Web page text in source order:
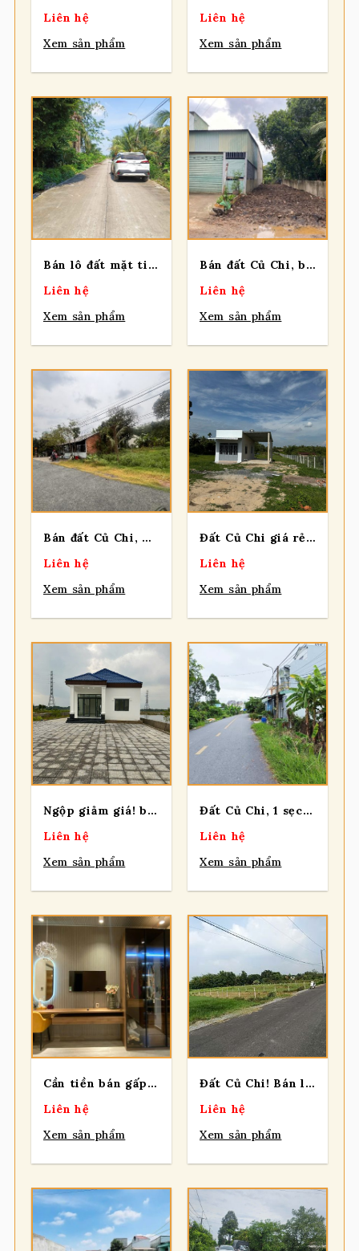
Liên hệ
Xem sản phẩm
Liên hệ
Xem sản phẩm
Bán lô đất mặt tiền đường Nguyễn Thị He, diện tích 281m2, 36m2 thổ cư, xã Thái Mỹ (mới).
Liên hệ
Xem sản phẩm
Bán đất Củ Chi, bán lô đất 1 sẹc ngắn đường Bình Mỹ, tổng 154m2, có 140m2 thổ cư, xã Bình Mỹ.
Liên hệ
Xem sản phẩm
Bán đất Củ Chi, mt đường nhựa 436, 1 sẹc ngắn Cây Bài, tổng 640m2, có 200m thổ cư, Xã Phú Hòa Đông.
Liên hệ
Xem sản phẩm
Đất Củ Chi giá rẻ! bán lô đất có căn nhà cấp 4 vừa xây mới mt đường xe tải, dt 8.476m2, có 495m thổ cư.
Liên hệ
Xem sản phẩm
Ngộp giảm giá! bán lô đất tặng nhà đẹp vừa xây mt Cây Trôm Mỹ Khánh, dt 1.991m2, có 197m thổ cư.
Liên hệ
Xem sản phẩm
Đất Củ Chi, 1 sẹc Hồ Văn Tắng, diện tích 224m2 full thổ ,xã Củ Chi.
Liên hệ
Xem sản phẩm
Cần tiền bán gấp Biệt thự xinh đẹp trệt 2 lầu tại Thới Tam Thôn 14, Hóc Môn
Liên hệ
Xem sản phẩm
Đất Củ Chi! Bán lô đất mt đường nhựa 812, dt 564m, có 190m thổ, xã An Phú (cũ).
Liên hệ
Xem sản phẩm